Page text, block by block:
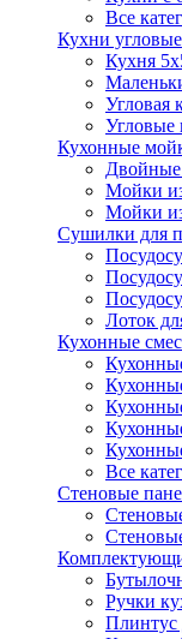
Все
Кухни угловые
Кухня
Угловая
Угловые
Кухонные
Мойки
Мойки
Сушилки для
Лоток
Кухонные
Все
Стеновые
Ручки
Плинтус